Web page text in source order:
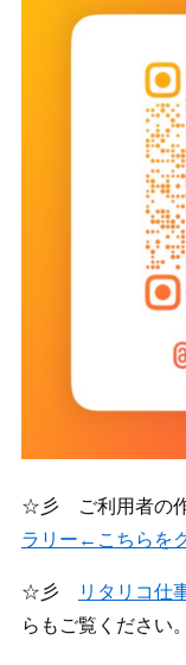
☆彡 ご利用者の作
ラリー←こちらを
☆彡 リタリコ仕
らもご覧ください。